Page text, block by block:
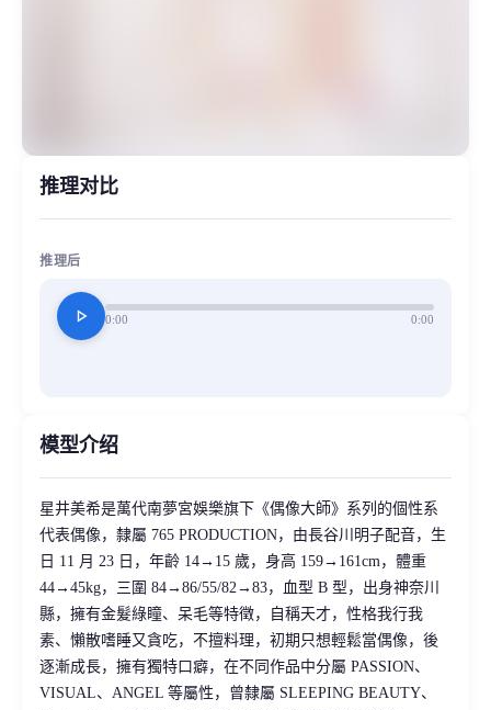
推理对比
推理后
play_arrow 0:00 0:00
模型介绍
星井美希是萬代南夢宮娛樂旗下《偶像大師》系列的個性系
代表偶像，隸屬 765 PRODUCTION，由長谷川明子配音，生
日 11 月 23 日，年齡 14→15 歲，身高 159→161cm，體重
44→45kg，三圍 84→86/55/82→83，血型 B 型，出身神奈川
縣，擁有金髮綠瞳、呆毛等特徵，自稱天才，性格我行我
素、懶散嗜睡又貪吃，不擅料理，初期只想輕鬆當偶像，後
逐漸成長，擁有獨特口癖，在不同作品中分屬 PASSION、
VISUAL、ANGEL 等屬性，曾隸屬 SLEEPING BEAUTY、